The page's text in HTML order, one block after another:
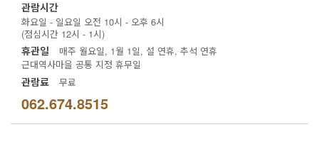
관람시간
화요일 - 일요일 오전 10시 - 오후 6시
(점심시간 12시 - 1시)
휴관일
매주 월요일, 1월 1일, 설 연휴, 추석 연휴
근대역사마을 공통 지정 휴무일
관람료 무료
062.674.8515